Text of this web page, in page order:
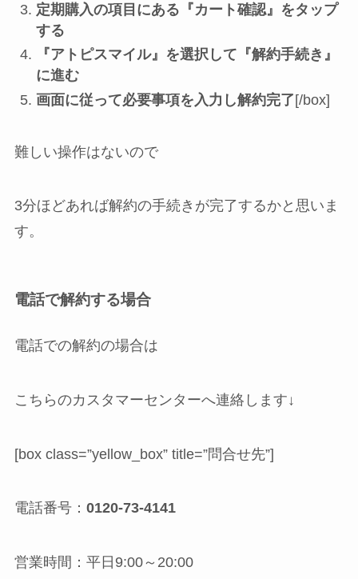
定期購入の項目にある『カート確認』をタップ
する
『アトピスマイル』を選択して『解約手続き』
に進む
画面に従って必要事項を入力し解約完了[/box]
難しい操作はないので
3分ほどあれば解約の手続きが完了するかと思いま
す。
電話で解約する場合
電話での解約の場合は
こちらのカスタマーセンターへ連絡します↓
[box class=”yellow_box” title=”問合せ先”]
電話番号： 0120-73-4141
営業時間：平日9:00～20:00